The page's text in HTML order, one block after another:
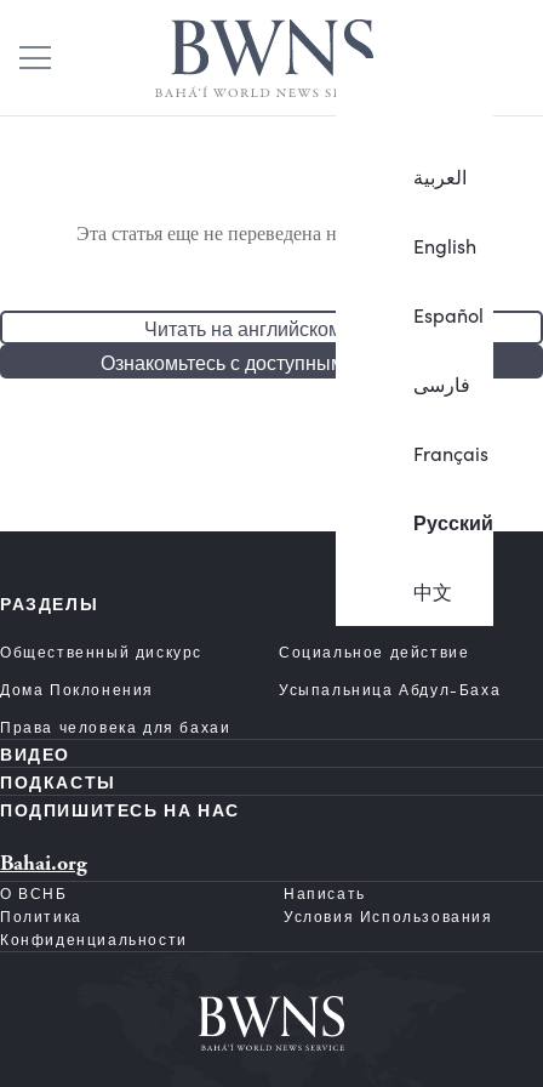
العربية
English
Español
فارسی
Français
Русский
中文
Эта статья еще не переведена на русский язык.
Читать на английском языке
Ознакомьтесь с доступными статьями
РАЗДЕЛЫ
Общественный дискурс
Социальное действие
Дома Поклонения
Усыпальница Абдул-Баха
Права человека для бахаи
ВИДЕО
ПОДКАСТЫ
ПОДПИШИТЕСЬ НА НАС
Bahai.org
О ВСНБ
Написать
Политика
Конфиденциальности
Условия Использования